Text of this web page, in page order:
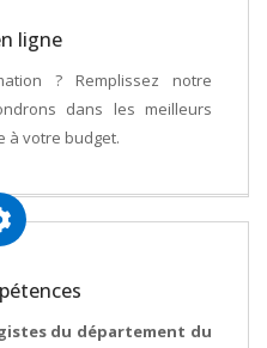
ligne
? Remplissez notre
dans les meilleurs
à votre budget.
du département du